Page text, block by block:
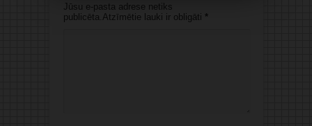
Jūsu e-pasta adrese netiks
publicēta.Atzīmētie lauki ir obligāti *